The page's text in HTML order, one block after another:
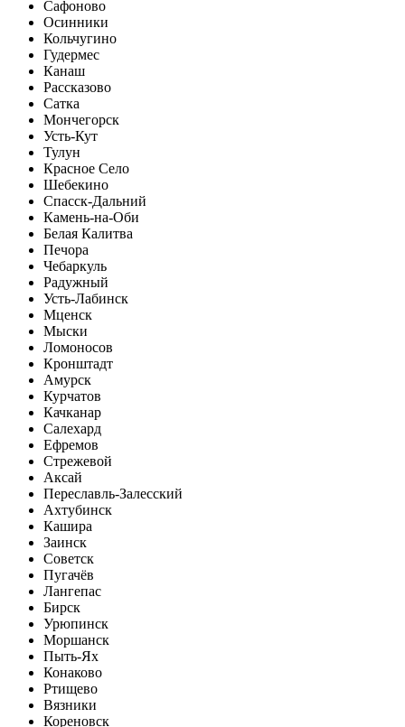
Сафоново
Осинники
Кольчугино
Гудермес
Канаш
Рассказово
Сатка
Мончегорск
Усть-Кут
Тулун
Красное Село
Шебекино
Спасск-Дальний
Камень-на-Оби
Белая Калитва
Печора
Чебаркуль
Радужный
Усть-Лабинск
Мценск
Мыски
Ломоносов
Кронштадт
Амурск
Курчатов
Качканар
Салехард
Ефремов
Стрежевой
Аксай
Переславль-Залесский
Ахтубинск
Кашира
Заинск
Советск
Пугачёв
Лангепас
Бирск
Урюпинск
Моршанск
Пыть-Ях
Конаково
Ртищево
Вязники
Кореновск